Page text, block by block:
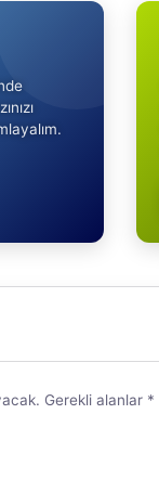
Gerekli alanlar *